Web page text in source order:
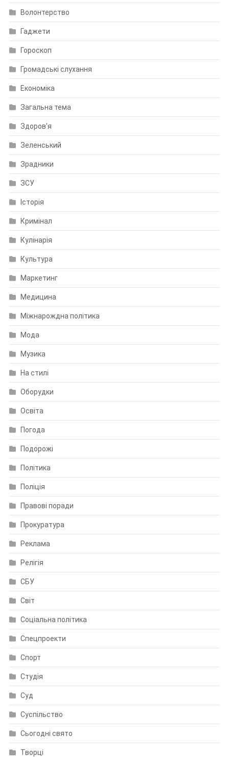
Волонтерство
Гаджети
Гороскоп
Громадські слухання
Економіка
Загальна тема
Здоров'я
Зеленський
Зрадники
ЗСУ
Історія
Кримінал
Кулінарія
Культура
Маркетинг
Медицина
Міжнарождна політика
Мода
Музика
На стилі
Оборудки
Освіта
Погода
Подорожі
Політика
Поліція
Правові поради
Прокуратура
Реклама
Релігія
СБУ
Світ
Соціальна політика
Спецпроекти
Спорт
Студія
Суд
Суспільство
Сьогодні свято
Творці